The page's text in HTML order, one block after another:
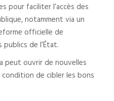
pour faciliter l’accès des
notamment via un
officielle de
de l’État.
peut ouvrir de nouvelles
de cibler les bons